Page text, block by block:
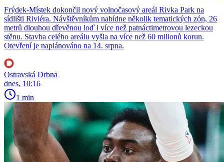
Frýdek-Místek dokončil nový volnočasový areál Rivka Park na
sídlišti Riviéra. Návštěvníkům nabídne několik tematických zón, 26
metrů dlouhou dřevěnou loď i více než patnáctimetrovou lezeckou
stěnu. Stavba celého areálu vyšla na více než 60 milionů korun.
Otevření je naplánováno na 14. srpna.
Ostravská Drbna
dnes, 10:16
1 min